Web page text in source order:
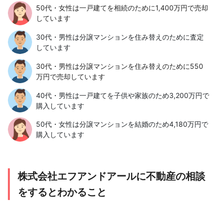
50代・女性は一戸建てを相続のために1,400万円で売却
しています
30代・男性は分譲マンションを住み替えのために査定
しています
30代・男性は分譲マンションを住み替えのために550
万円で売却しています
40代・男性は一戸建てを子供や家族のため3,200万円で
購入しています
50代・女性は分譲マンションを結婚のため4,180万円で
購入しています
株式会社エフアンドアールに不動産の相談
をするとわかること